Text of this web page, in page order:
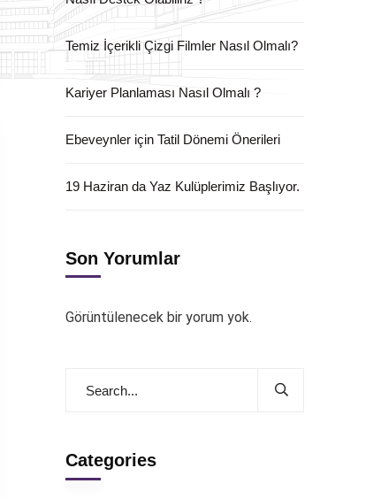
Temiz İçerikli Çizgi Filmler Nasıl Olmalı?
Kariyer Planlaması Nasıl Olmalı ?
Ebeveynler için Tatil Dönemi Önerileri
19 Haziran da Yaz Kulüplerimiz Başlıyor.
Son Yorumlar
Görüntülenecek bir yorum yok.
Categories